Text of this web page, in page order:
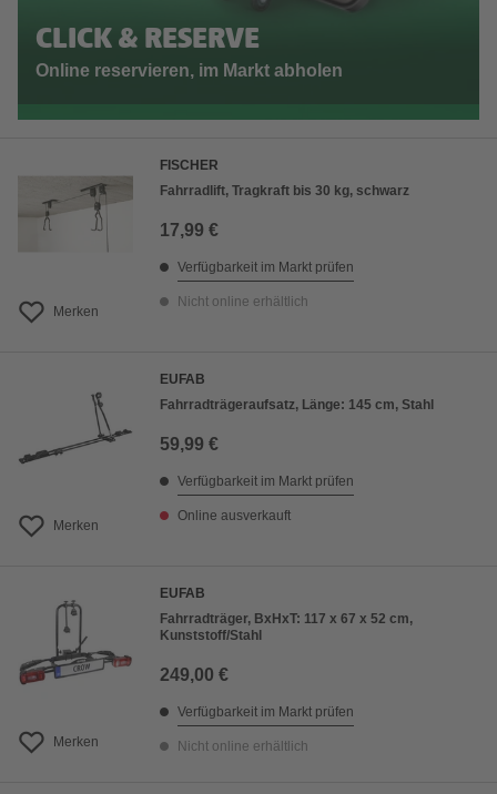
CLICK & RESERVE
Online reservieren, im Markt abholen
Merken
FISCHER
Fahrradlift, Tragkraft bis 30 kg, schwarz
17,99 €
Verfügbarkeit im Markt prüfen
Nicht online erhältlich
Merken
EUFAB
Fahrradträgeraufsatz, Länge: 145 cm, Stahl
59,99 €
Verfügbarkeit im Markt prüfen
Online ausverkauft
Merken
EUFAB
Fahrradträger, BxHxT: 117 x 67 x 52 cm,
Kunststoff/Stahl
249,00 €
Verfügbarkeit im Markt prüfen
Nicht online erhältlich